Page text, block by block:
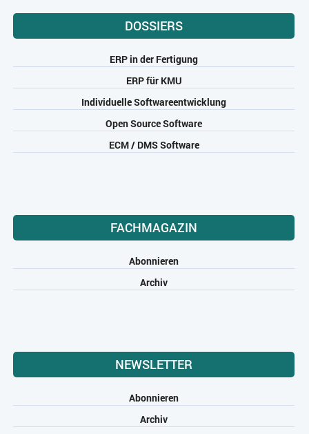
DOSSIERS
ERP in der Fertigung
ERP für KMU
Individuelle Softwareentwicklung
Open Source Software
ECM / DMS Software
FACHMAGAZIN
Abonnieren
Archiv
NEWSLETTER
Abonnieren
Archiv